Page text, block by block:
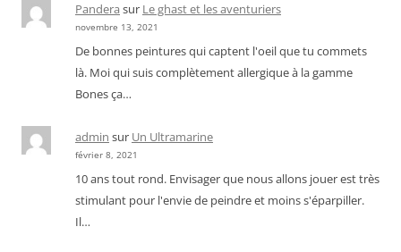
Pandera sur Le ghast et les aventuriers
novembre 13, 2021
De bonnes peintures qui captent l'oeil que tu commets
là. Moi qui suis complètement allergique à la gamme
Bones ça…
admin sur Un Ultramarine
février 8, 2021
10 ans tout rond. Envisager que nous allons jouer est très
stimulant pour l'envie de peindre et moins s'éparpiller.
Il…